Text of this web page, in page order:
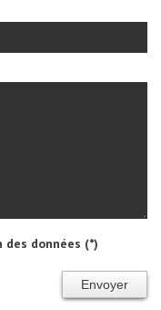
données (*)
Envoyer